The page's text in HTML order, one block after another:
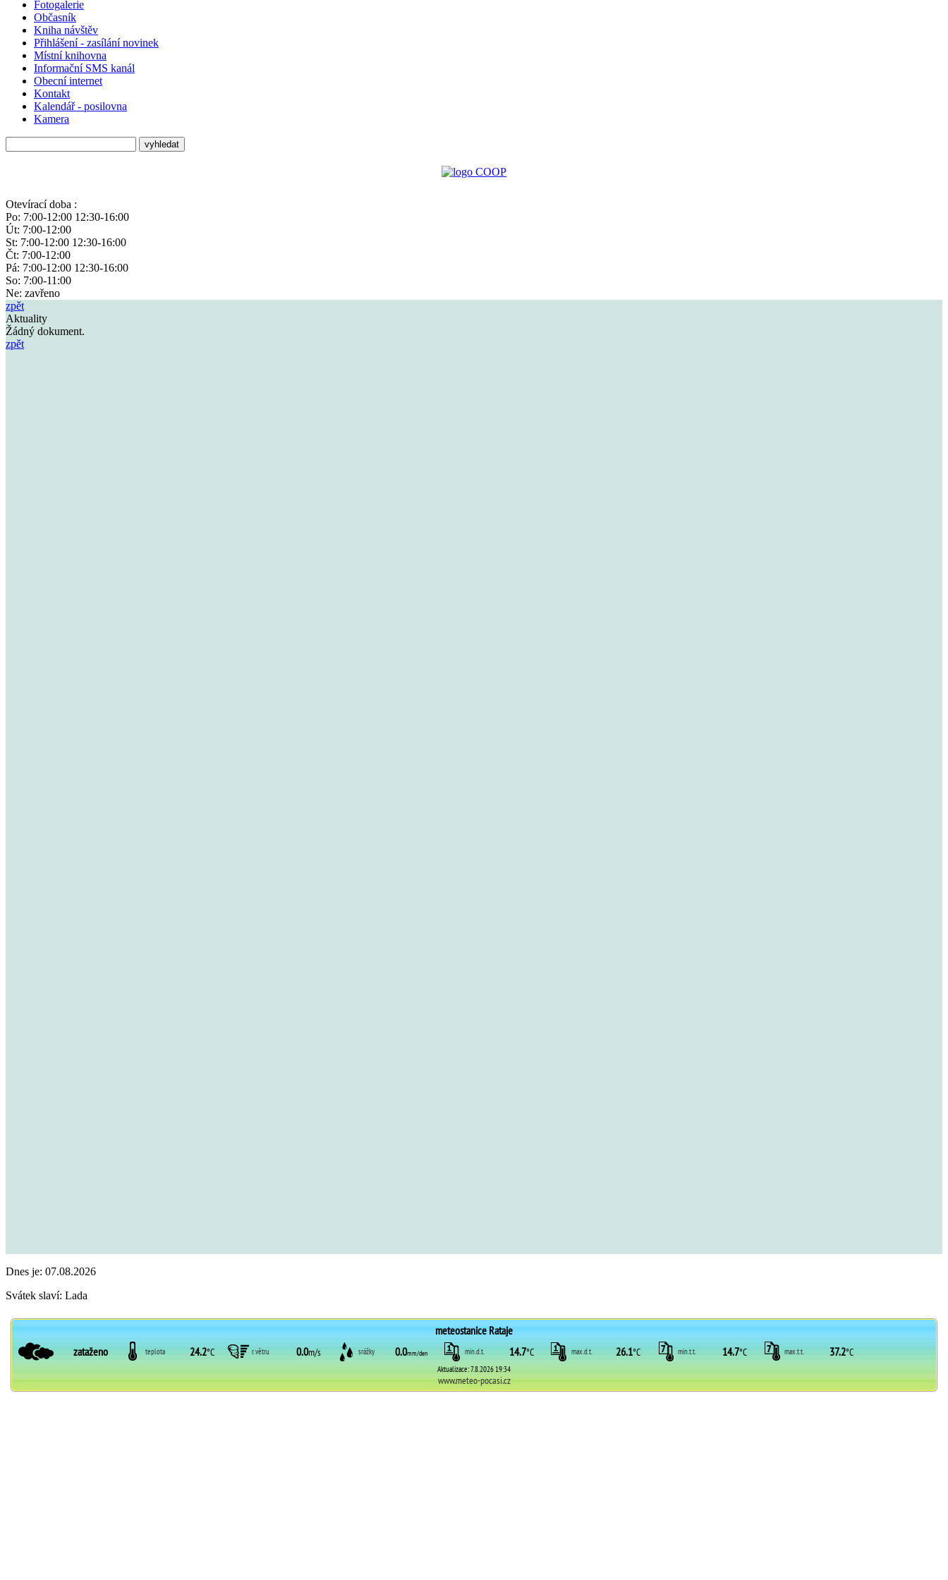
Fotogalerie
Občasník
Kniha návštěv
Přihlášení - zasílání novinek
Místní knihovna
Informační SMS kanál
Obecní internet
Kontakt
Kalendář - posilovna
Kamera
Otevírací doba :
Po: 7:00-12:00 12:30-16:00
Út: 7:00-12:00
St: 7:00-12:00 12:30-16:00
Čt: 7:00-12:00
Pá: 7:00-12:00 12:30-16:00
So: 7:00-11:00
Ne: zavřeno
zpět
Aktuality
Žádný dokument.
zpět
Dnes je: 07.08.2026
Svátek slaví: Lada